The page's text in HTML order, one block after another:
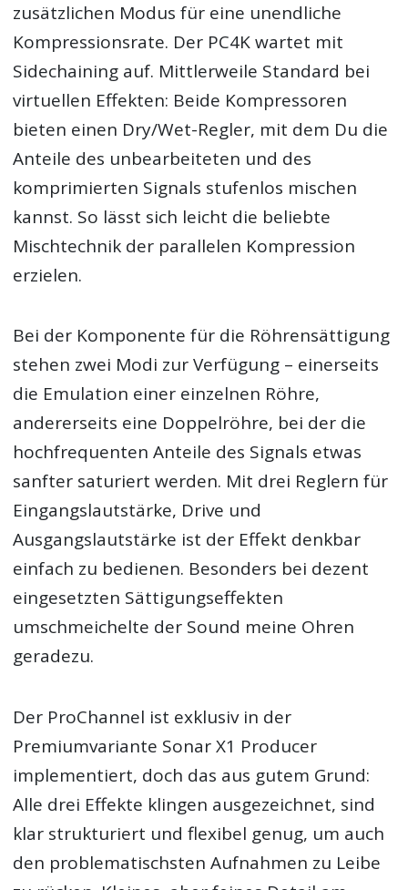
zusätzlichen Modus für eine unendliche
Kompressionsrate. Der PC4K wartet mit
Sidechaining auf. Mittlerweile Standard bei
virtuellen Effekten: Beide Kompressoren
bieten einen Dry/Wet-Regler, mit dem Du die
Anteile des unbearbeiteten und des
komprimierten Signals stufenlos mischen
kannst. So lässt sich leicht die beliebte
Mischtechnik der parallelen Kompression
erzielen.
Bei der Komponente für die Röhrensättigung
stehen zwei Modi zur Verfügung – einerseits
die Emulation einer einzelnen Röhre,
andererseits eine Doppelröhre, bei der die
hochfrequenten Anteile des Signals etwas
sanfter saturiert werden. Mit drei Reglern für
Eingangslautstärke, Drive und
Ausgangslautstärke ist der Effekt denkbar
einfach zu bedienen. Besonders bei dezent
eingesetzten Sättigungseffekten
umschmeichelte der Sound meine Ohren
geradezu.
Der ProChannel ist exklusiv in der
Premiumvariante Sonar X1 Producer
implementiert, doch das aus gutem Grund:
Alle drei Effekte klingen ausgezeichnet, sind
klar strukturiert und flexibel genug, um auch
den problematischsten Aufnahmen zu Leibe